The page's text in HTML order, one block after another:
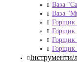
Ваза
Ваза
Горщик
Горщик
Горщик
Інструменти/